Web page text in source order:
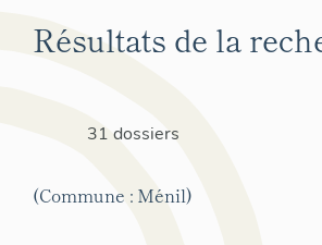
Résultats de la
31 dossiers
(Commune : Ménil)